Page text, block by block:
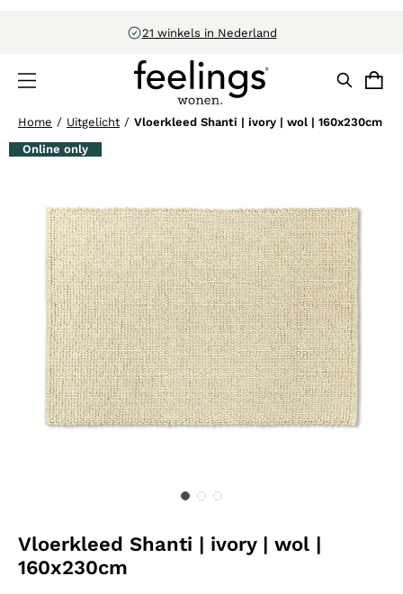
Uitstekend beoordeeld door klanten
Home / Uitgelicht / Vloerkleed Shanti | ivory | wol | 160x230cm
Online only
Vloerkleed Shanti | ivory | wol |
160x230cm